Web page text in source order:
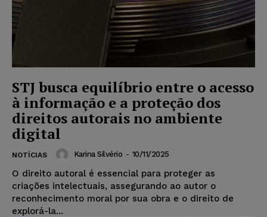
STJ busca equilíbrio entre o acesso
à informação e a proteção dos
direitos autorais no ambiente
digital
NOTÍCIAS Karina Silvério - 10/11/2025
O direito autoral é essencial para proteger as
criações intelectuais, assegurando ao autor o
reconhecimento moral por sua obra e o direito de
explorá-la...